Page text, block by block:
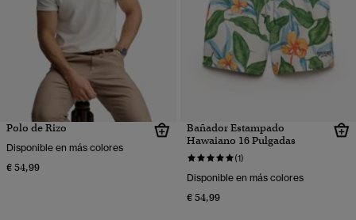
Polo de Rizo
Disponible en más colores
€ 54,99
Bañador Estampado
Hawaiano 16 Pulgadas
(1)
Disponible en más colores
€ 54,99